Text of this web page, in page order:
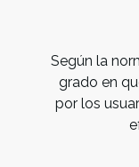
Según la
grado en
por los